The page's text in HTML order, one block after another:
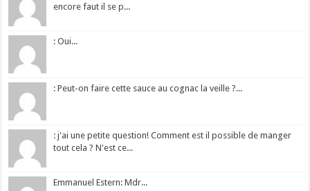
encore faut il se p...
: Oui...
: Peut-on faire cette sauce au cognac la veille ?...
: j'ai une petite question! Comment est il possible de manger
tout cela ? N'est ce...
Emmanuel Estern: Mdr...